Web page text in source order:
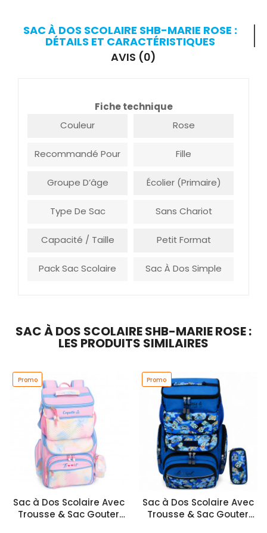
SAC À DOS SCOLAIRE SHB-MARIE ROSE :
DÉTAILS ET CARACTÉRISTIQUES
AVIS (0)
Fiche technique
Couleur
Rose
Recommandé Pour Fille
Groupe D’âge Écolier (Primaire)
Type De Sac Sans Chariot
Capacité / Taille Petit Format
Pack Sac Scolaire Sac À Dos Simple
SAC À DOS SCOLAIRE SHB-MARIE ROSE :
LES PRODUITS SIMILAIRES
Promo
Sac à Dos Scolaire Avec
Trousse & Sac Gouter
Promo
Sac à Dos Scolaire Avec
Trousse & Sac Gouter